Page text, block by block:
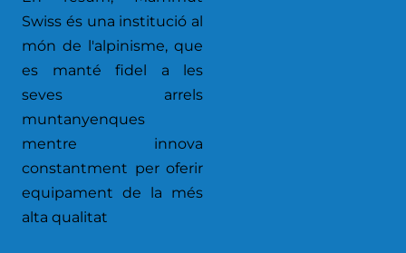
Swiss és una institució al
món de l'alpinisme, que
es manté fidel a les
seves arrels
muntanyenques
mentre innova
constantment per oferir
equipament de la més
alta qualitat